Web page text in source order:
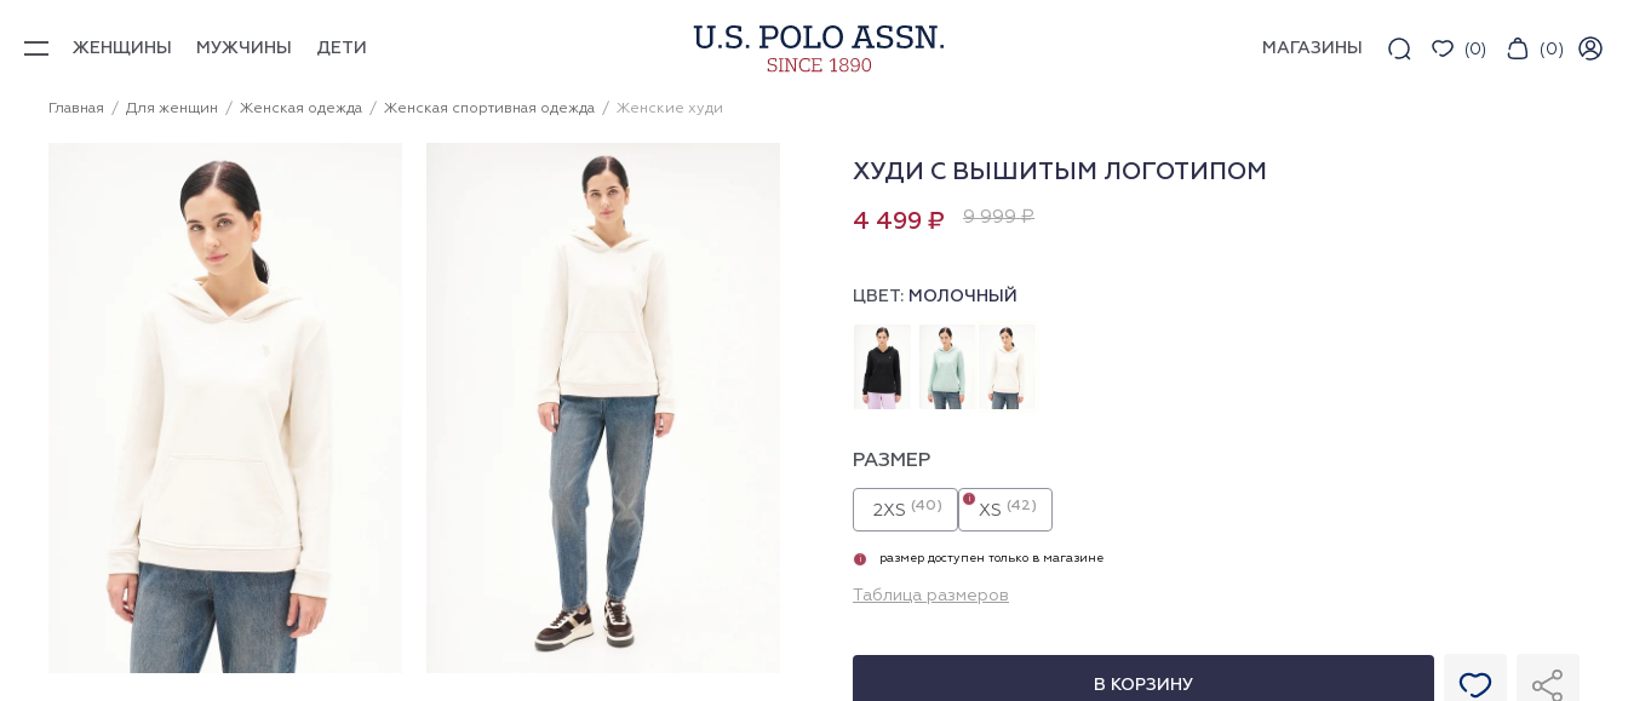
ЖЕНЩИНЫ МУЖЧИНЫ ДЕТИ МАГАЗИНЫ (0) (0)
Главная Для женщин Женская одежда Женская спортивная одежда Женские худи
ХУДИ С ВЫШИТЫМ ЛОГОТИПОМ
4 499 ₽ 9 999 ₽
ЦВЕТ: МОЛОЧНЫЙ
РАЗМЕР
2XS (40) XS (42)
i
i размер доступен только в магазине
Таблица размеров
В КОРЗИНУ